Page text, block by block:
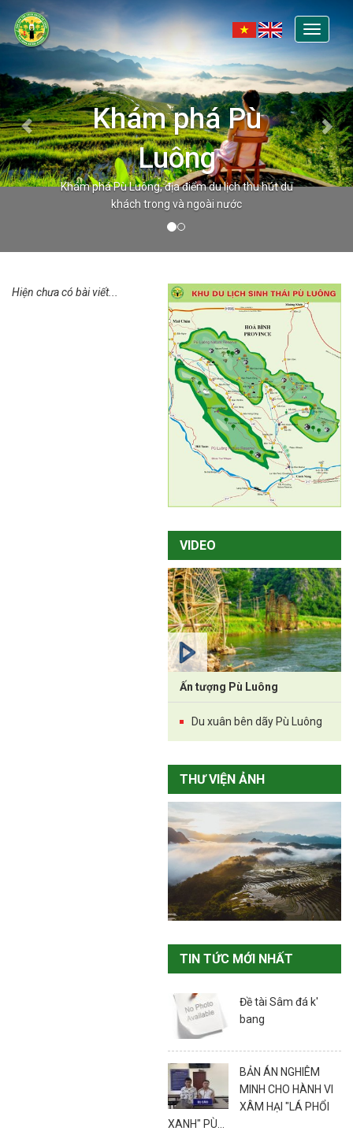
Toggle
Khám phá Pù
Luông
Khám phá Pù Luông, địa điểm du lịch thu hút du
khách trong và ngoài nước
Hiện chưa có bài viết...
VIDEO
Ấn tượng Pù Luông
Du xuân bên dãy Pù Luông
THƯ VIỆN ẢNH
TIN TỨC MỚI NHẤT
Đề tài Sâm đá k'
bang
BẢN ÁN NGHIÊM
MINH CHO HÀNH VI
XÂM HẠI "LÁ PHỔI
XANH" PÙ...